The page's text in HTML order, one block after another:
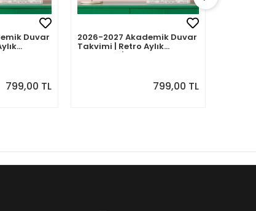
Duvar
-
799,00 TL
2026-2027 Akademik Duvar
Takvimi | Retro Aylık
Planlayıcı | Ağustos 2026 -
799,00 TL